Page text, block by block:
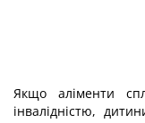
Якщо аліменти
інвалідністю,